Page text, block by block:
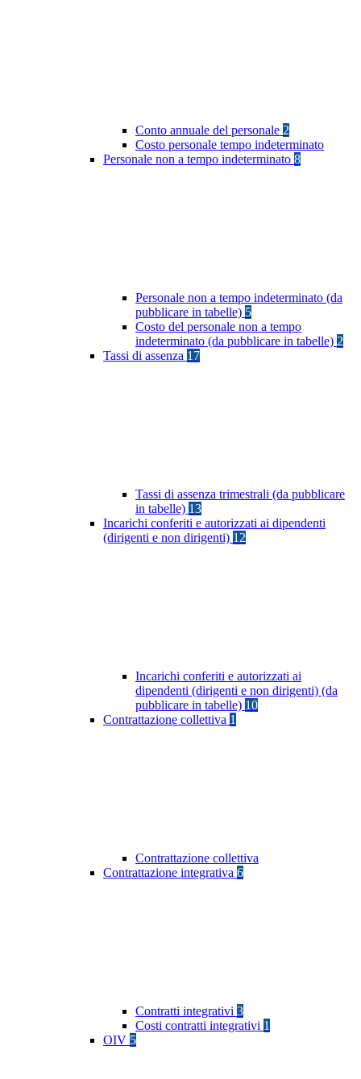
Conto annuale del personale 2
Costo personale tempo indeterminato
Personale non a tempo indeterminato 8
Personale non a tempo indeterminato (da
pubblicare in tabelle) 5
Costo del personale non a tempo
indeterminato (da pubblicare in tabelle) 2
Tassi di assenza 17
Tassi di assenza trimestrali (da pubblicare
in tabelle) 13
Incarichi conferiti e autorizzati ai dipendenti
(dirigenti e non dirigenti) 12
Incarichi conferiti e autorizzati ai
dipendenti (dirigenti e non dirigenti) (da
pubblicare in tabelle) 10
Contrattazione collettiva 1
Contrattazione collettiva
Contrattazione integrativa 6
Contratti integrativi 3
Costi contratti integrativi 1
OIV 5